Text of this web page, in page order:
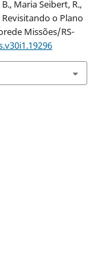
Maria Seibert, R.,
o Plano
Missões/RS-